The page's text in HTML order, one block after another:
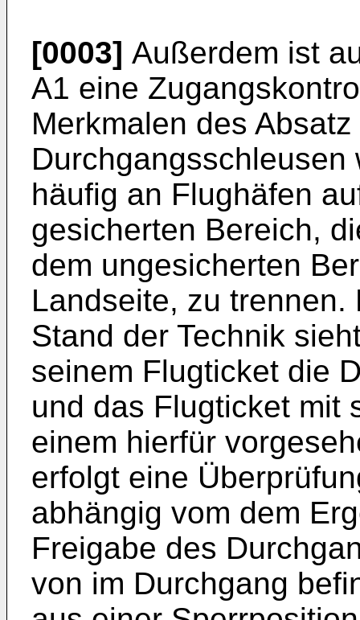
[0003] Außerdem ist
A1 eine
Merkmalen des
häufig an Flughäfen
gesicherten Bereich,
dem ungesicherten
Landseite, zu
Stand der Technik
seinem Flugticket die
und das Flugticket mit
einem hierfür
erfolgt eine
abhängig vom dem
Freigabe des
von im Durchgang